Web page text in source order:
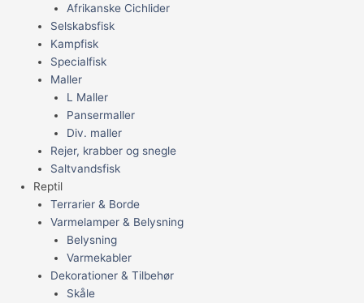
Afrikanske Cichlider
Selskabsfisk
Kampfisk
Specialfisk
Maller
L Maller
Pansermaller
Div. maller
Rejer, krabber og snegle
Saltvandsfisk
Reptil
Terrarier & Borde
Varmelamper & Belysning
Belysning
Varmekabler
Dekorationer & Tilbehør
Skåle